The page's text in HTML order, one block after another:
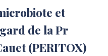
et
de la Pr
(PERITOX)